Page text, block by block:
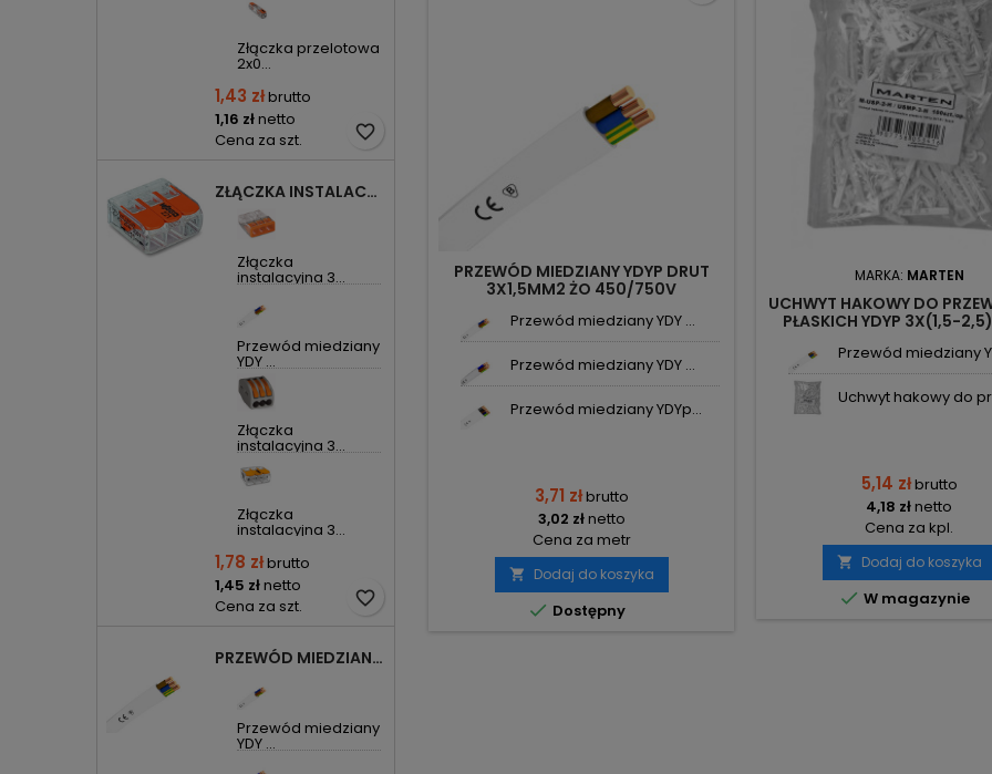
Złączka przelotowa
2x0...
1,43 złbrutto
1,16 złnetto
Cena za szt.
favorite_border
ZŁĄCZKA INSTALACYJNA 3X UNIWERSALNA COMPACT 221-413 WAGO
Złączka
instalacyjna 3...
Przewód miedziany
YDY ...
Złączka
instalacyjna 3...
Złączka
instalacyjna 3...
1,78 złbrutto
1,45 złnetto
Cena za szt.
favorite_border
PRZEWÓD MIEDZIANY YDYP DRUT 3X1,5MM2 ŻO 450/750V
Przewód miedziany
YDY ...
PRZEWÓD MIEDZIANY YDYP DRUT
3X1,5MM2 ŻO 450/750V
Przewód miedziany YDY ...
Przewód miedziany YDY ...
Przewód miedziany YDYp...
3,71 złbrutto
3,02 złnetto
Cena za metr
 Dodaj do koszyka
 Dostępny
MARKA: MARTEN
UCHWYT HAKOWY DO
PŁASKICH YDYP 3X(1,5-
Przewód miedziany
Uchwyt hakowy do
5,14 złbrutto
4,18 złnetto
Cena za kpl.
 Dodaj do koszyka
 W magazynie